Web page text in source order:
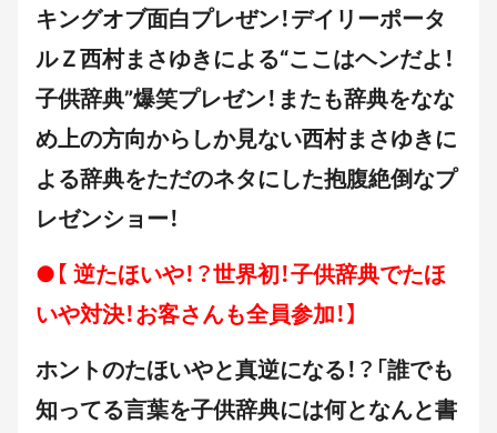
キングオブ面白プレぜン！デイリーポータ
ルＺ西村まさゆきによる“ここはヘンだよ！
子供辞典”爆笑プレゼン！またも辞典をなな
め上の方向からしか見ない西村まさゆきに
よる辞典をただのネタにした抱腹絶倒なプ
レゼンショー！
●【 逆たほいや！？世界初！子供辞典でたほ
いや対決！お客さんも全員参加！】
ホントのたほいやと真逆になる！？「誰でも
知ってる言葉を子供辞典には何となんと書